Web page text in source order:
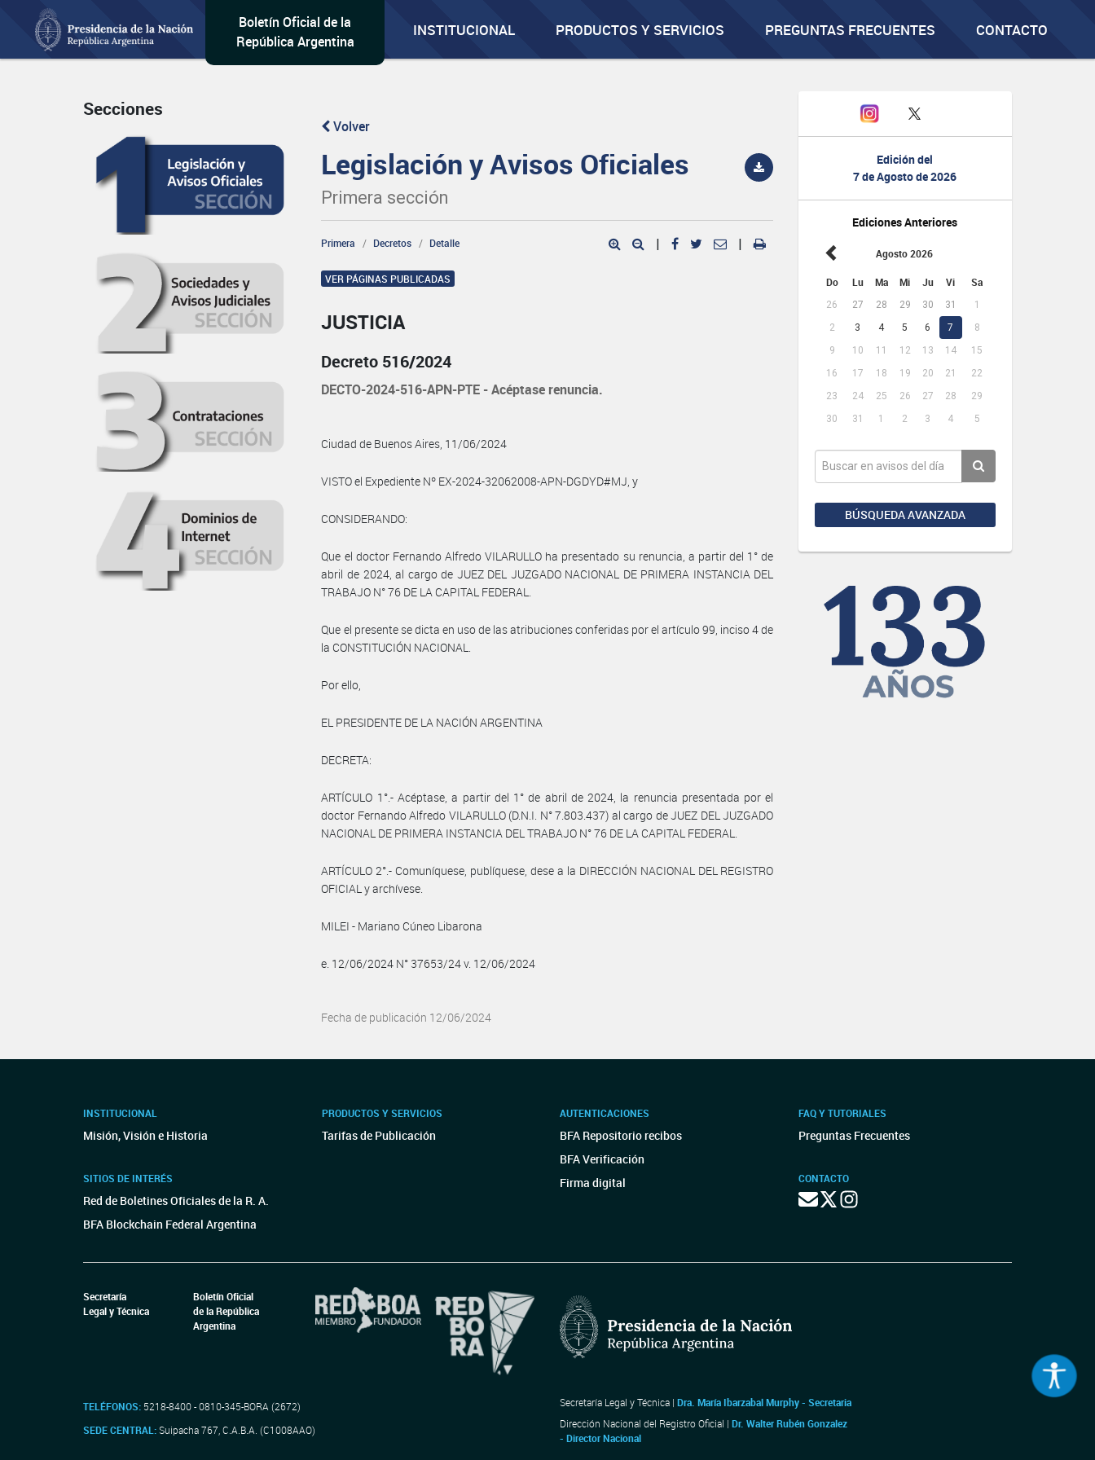
Boletín Oficial de la
República Argentina
INSTITUCIONAL PRODUCTOS Y SERVICIOS PREGUNTAS FRECUENTES CONTACTO
Edición del
7 de Agosto de 2026
Ediciones Anteriores
Agosto 2026
Do Lu Ma Mi Ju Vi Sa
26 27 28 29 30 31
1
2
3 4 5 6 7
8
9
10 11 12 13 14
15
16
17 18 19 20 21
22
23
24 25 26 27 28
29
30
31 1 2 3 4 5
BÚSQUEDA AVANZADA
Secciones
Volver
Legislación y Avisos Oficiales
Primera sección
Primera Decretos Detalle | |
VER PÁGINAS PUBLICADAS
JUSTICIA
Decreto 516/2024
DECTO-2024-516-APN-PTE - Acéptase renuncia.
Ciudad de Buenos Aires, 11/06/2024
VISTO el Expediente Nº EX-2024-32062008-APN-DGDYD#MJ, y
CONSIDERANDO:
Que el doctor Fernando Alfredo VILARULLO ha presentado su renuncia, a partir del 1° de
abril de 2024, al cargo de JUEZ DEL JUZGADO NACIONAL DE PRIMERA INSTANCIA DEL
TRABAJO N° 76 DE LA CAPITAL FEDERAL.
Que el presente se dicta en uso de las atribuciones conferidas por el artículo 99, inciso 4 de
la CONSTITUCIÓN NACIONAL.
Por ello,
EL PRESIDENTE DE LA NACIÓN ARGENTINA
DECRETA:
ARTÍCULO 1°.- Acéptase, a partir del 1° de abril de 2024, la renuncia presentada por el
doctor Fernando Alfredo VILARULLO (D.N.I. N° 7.803.437) al cargo de JUEZ DEL JUZGADO
NACIONAL DE PRIMERA INSTANCIA DEL TRABAJO N° 76 DE LA CAPITAL FEDERAL.
ARTÍCULO 2°.- Comuníquese, publíquese, dese a la DIRECCIÓN NACIONAL DEL REGISTRO
OFICIAL y archívese.
MILEI - Mariano Cúneo Libarona
e. 12/06/2024 N° 37653/24 v. 12/06/2024
Fecha de publicación 12/06/2024
INSTITUCIONAL
Misión, Visión e Historia
SITIOS DE INTERÉS
Red de Boletines Oficiales de la R. A.
BFA Blockchain Federal Argentina
PRODUCTOS Y SERVICIOS
Tarifas de Publicación
AUTENTICACIONES
BFA Repositorio recibos
BFA Verificación
Firma digital
FAQ Y TUTORIALES
Preguntas Frecuentes
CONTACTO
Secretaría
Legal y Técnica
Boletín Oficial
de la República
Argentina
TELÉFONOS: 5218-8400 - 0810-345-BORA (2672)
SEDE CENTRAL:Suipacha 767, C.A.B.A. (C1008AAO)
Secretaría Legal y Técnica | Dra. María Ibarzabal Murphy - Secretaria
Dirección Nacional del Registro Oficial | Dr. Walter Rubén Gonzalez
- Director Nacional